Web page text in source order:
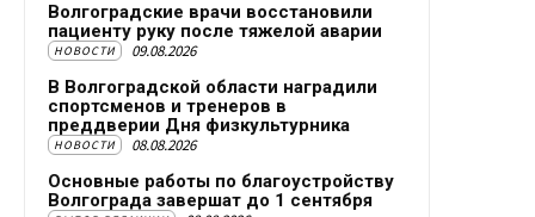
Волгоградские врачи восстановили
пациенту руку после тяжелой аварии
НОВОСТИ 09.08.2026
В Волгоградской области наградили
спортсменов и тренеров в
преддверии Дня физкультурника
НОВОСТИ 08.08.2026
Основные работы по благоустройству
Волгограда завершат до 1 сентября